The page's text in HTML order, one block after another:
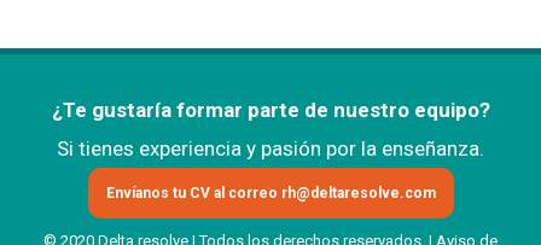
¿Te gustaría formar parte de nuestro equipo?
Si tienes experiencia y pasión por la enseñanza.
Envíanos tu CV al correo rh@deltaresolve.com
© 2020 Delta resolve | Todos los derechos reservados. | Aviso de